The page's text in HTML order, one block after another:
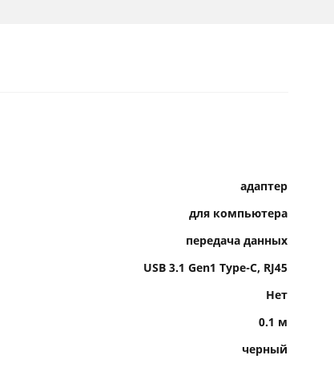
адаптер
для компьютера
передача данных
USB 3.1 Gen1 Type-C, RJ45
Нет
0.1 м
черный